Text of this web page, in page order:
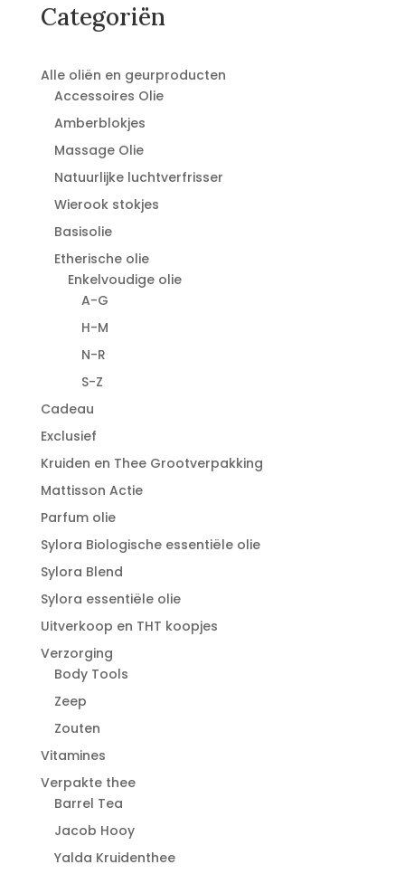
Categoriën
Alle oliën en geurproducten
Accessoires Olie
Amberblokjes
Massage Olie
Natuurlijke luchtverfrisser
Wierook stokjes
Basisolie
Etherische olie
Enkelvoudige olie
A-G
H-M
N-R
S-Z
Cadeau
Exclusief
Kruiden en Thee Grootverpakking
Mattisson Actie
Parfum olie
Sylora Biologische essentiële olie
Sylora Blend
Sylora essentiële olie
Uitverkoop en THT koopjes
Verzorging
Body Tools
Zeep
Zouten
Vitamines
Verpakte thee
Barrel Tea
Jacob Hooy
Yalda Kruidenthee